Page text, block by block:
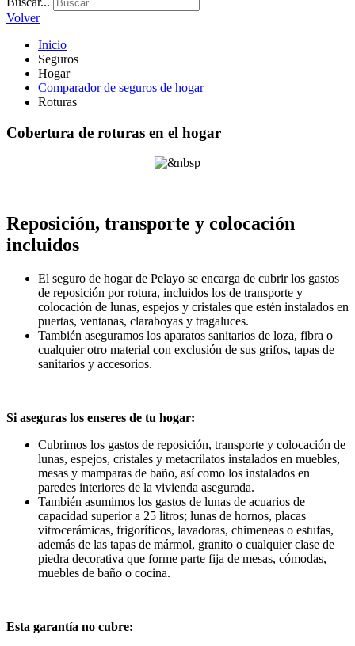
Volver
Inicio
Seguros
Hogar
Comparador de seguros de hogar
Roturas
Cobertura de roturas en el hogar
Reposición, transporte y colocación
incluidos
El seguro de hogar de Pelayo se encarga de cubrir los gastos
de reposición por rotura, incluidos los de transporte y
colocación de lunas, espejos y cristales que estén instalados en
puertas, ventanas, claraboyas y tragaluces.
También aseguramos los aparatos sanitarios de loza, fibra o
cualquier otro material con exclusión de sus grifos, tapas de
sanitarios y accesorios.
Si aseguras los enseres de tu hogar:
Cubrimos los gastos de reposición, transporte y colocación de
lunas, espejos, cristales y metacrilatos instalados en muebles,
mesas y mamparas de baño, así como los instalados en
paredes interiores de la vivienda asegurada.
También asumimos los gastos de lunas de acuarios de
capacidad superior a 25 litros; lunas de hornos, placas
vitrocerámicas, frigoríficos, lavadoras, chimeneas o estufas,
además de las tapas de mármol, granito o cualquier clase de
piedra decorativa que forme parte fija de mesas, cómodas,
muebles de baño o cocina.
Esta garantía no cubre: